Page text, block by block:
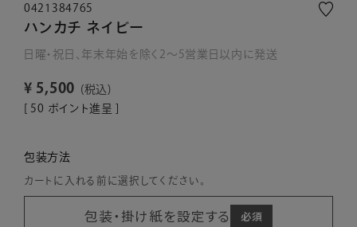
0421384765
ハンカチ ネイビー
日曜・祝日、年末年始を除く2～5営業日以内に発送
¥ 5,500
税込
50 ポイント進呈 ]
包装方法
カートに入れる前に選択してください。
包装・掛け紙を設定する